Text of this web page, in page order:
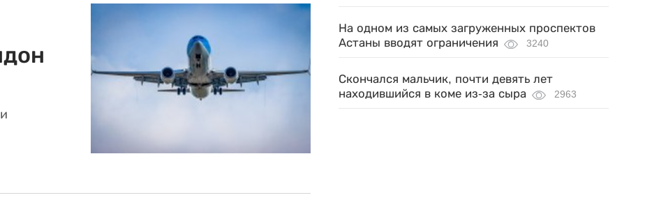
На одном из самых загруженных проспектов
Астаны вводят ограничения
3240
Скончался мальчик, почти девять лет
находившийся в коме из-за сыра
2963